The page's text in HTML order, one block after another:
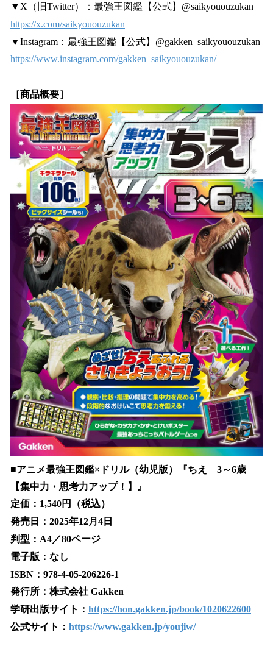
▼X（旧Twitter）：最強王図鑑【公式】@saikyououzukan
https://x.com/saikyououzukan
▼Instagram：最強王図鑑【公式】@gakken_saikyououzukan
https://www.instagram.com/gakken_saikyououzukan/
［商品概要］
■アニメ最強王図鑑×ドリル（幼児版）『ちえ 3～6歳
【集中力・思考力アップ！】』
定価：1,540円（税込）
発売日：2025年12月4日
判型：A4／80ページ
電子版：なし
ISBN：978-4-05-206226-1
発行所：株式会社 Gakken
学研出版サイト： https://hon.gakken.jp/book/1020622600
公式サイト： https://www.gakken.jp/youjiw/